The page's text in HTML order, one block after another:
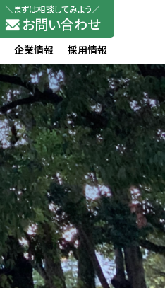
お問い合わせ
企業情報 採用情報